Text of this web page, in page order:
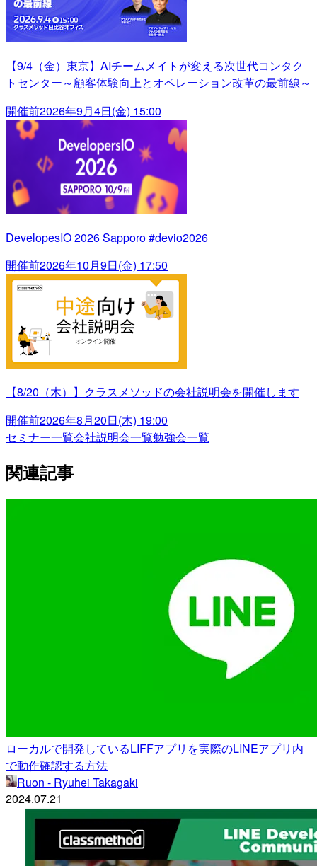
【9/4（金）東京】AIチームメイトが変える次世代コンタク
トセンター～顧客体験向上とオペレーション改革の最前線～
開催前2026年9月4日(金) 15:00
DevelopesIO 2026 Sapporo #devio2026
開催前2026年10月9日(金) 17:50
【8/20（木）】クラスメソッドの会社説明会を開催します
開催前2026年8月20日(木) 19:00
セミナー一覧会社説明会一覧勉強会一覧
関連記事
ローカルで開発しているLIFFアプリを実際のLINEアプリ内
で動作確認する方法
Ruon - Ryuhei Takagaki
2024.07.21